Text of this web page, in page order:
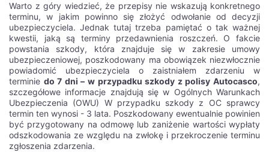
Warto z góry wiedzieć, że przepisy nie wskazują konkretnego
terminu, w jakim powinno się złożyć odwołanie od decyzji
ubezpieczyciela. Jednak tutaj trzeba pamiętać o tak ważnej
kwestii, jaką są terminy przedawnienia roszczeń. O fakcie
powstania szkody, która znajduje się w zakresie umowy
ubezpieczeniowej, poszkodowany ma obowiązek niezwłocznie
powiadomić ubezpieczyciela o zaistniałem zdarzeniu w
terminie do 7 dni – w przypadku szkody z polisy Autocasco,
szczegółowe informacje znajdują się w Ogólnych Warunkach
Ubezpieczenia (OWU) W przypadku szkody z OC sprawcy
termin ten wynosi - 3 lata. Poszkodowany ewentualnie powinien
być przygotowany na odmowę lub zaniżenie wartości wypłaty
odszkodowania ze względu na zwłokę i przekroczenie terminu
zgłoszenia zdarzenia.